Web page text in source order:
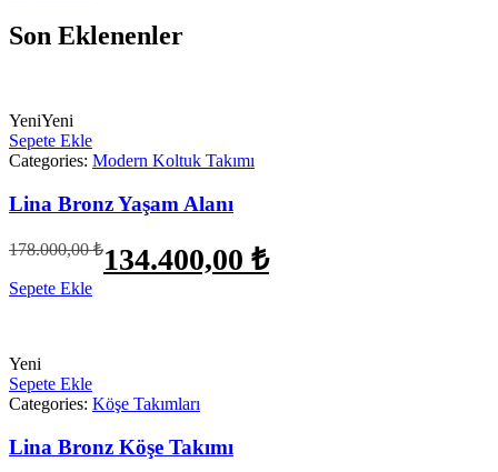
Son Eklenenler
YeniYeni
Sepete Ekle
Categories: Modern Koltuk Takımı
Lina Bronz Yaşam Alanı
178.000,00₺
Orijinal
178.000,00 ₺.
134.400,00 ₺
Şu
fiyat:
Sepete Ekle
Yeni
Sepete Ekle
Categories: Köşe Takımları
Lina Bronz Köşe Takımı